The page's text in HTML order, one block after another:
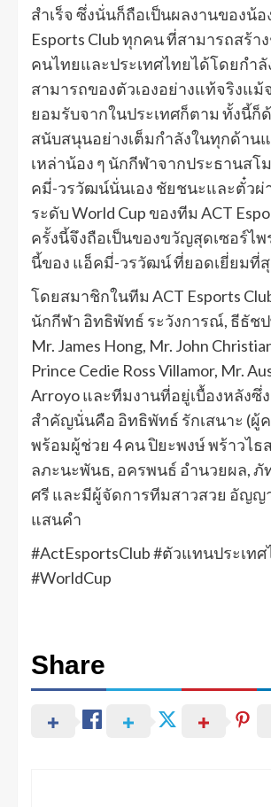
สำเร็จ ซึ่งนั่นก็ถือเป็นผลงานของน้อ
Esports Club ทุกคน ที่สามารถสร้า
คนไทยและประเทศไทยได้โดยกำ
สามารถของตัวเองอย่างแท้จริงแม้
ยอมรับจากในประเทศก็ตาม ทั้งนี้ก็
สนับสนุนอย่างเต็มกำลังในทุกด้าน
เหล่าน้อง ๆ นักกีฬาจากประธานสโ
คมี่-วรวัฒน์นั่นเอง ชัยชนะและตั๋วผ่
ระดับ World Cup ของทีม ACT
ครั้งนี้จึงถือเป็นของขวัญสุดเซอร์ไพ
นี้ของ แอ็คมี่-วรวัฒน์ ที่ยอดเยี่ยมที่
โดยสมาชิกในทีม ACT Esports
นักกีฬา อิทธิพัทธ์ ระวังการณ์, ธีธัช
Mr. James Hong, Mr. John
Prince Cedie Ross Villamor, Mr.
Arroyo และทีมงานที่อยู่เบื้องหลังซึ่
สำคัญนั่นคือ อิทธิพัทธ์ รักเสนาะ (ผู้
พร้อมผู้ช่วย 4 คน ปิยะพงษ์ พร้าวไธ
ลภะนะพันธ, อครพนธ์ อำนวยผล, ภั
ศรี และมีผู้จัดการทีมสาวสวย อัญญ
แสนคำ
#ActEsportsClub #ตัวแทนประเทศ
#WorldCup
Share